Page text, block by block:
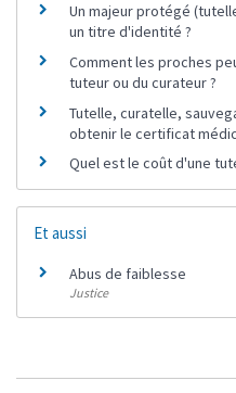
Un majeur protégé
un titre d'identité ?
Comment les proches
tuteur ou du curateur ?
Tutelle, curatelle,
obtenir le certificat
Quel est le coût d'une
Et aussi
Abus de faiblesse
Justice